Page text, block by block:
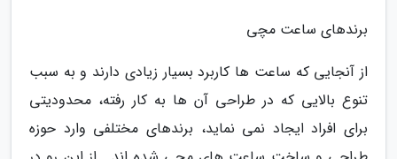
برندهای ساعت مچی
از آنجایی که ساعت ها کاربرد بسیار زیادی دارند و به سبب
تنوع بالایی که در طراحی آن ها به کار رفته، محدودیتی
برای افراد ایجاد نمی نماید، برندهای مختلفی وارد حوزه